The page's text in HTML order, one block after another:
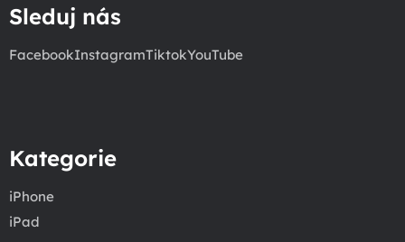
Sleduj nás
FacebookInstagramTiktokYouTube
Kategorie
iPhone
iPad